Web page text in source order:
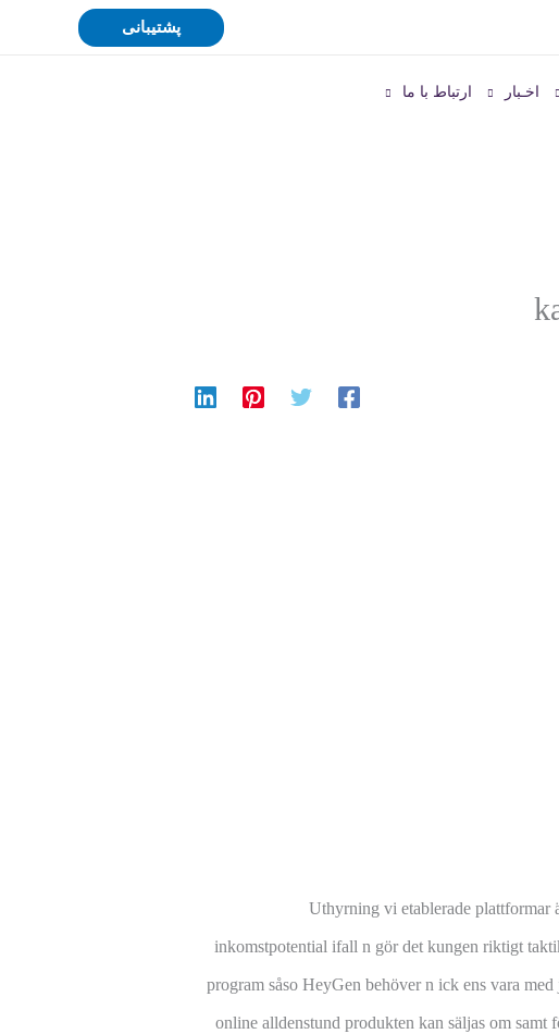
پشتیبانی
اخـبار ارتباط با ما
Uthyrning vi etablerade plattformar
inkomstpotential ifall n gör det kungen riktigt
program såso HeyGen behöver n ick ens vara
online alldenstund produkten kan säljas om samt